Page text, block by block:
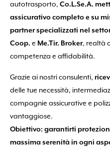
autotrasporto, Co.L.Se.A.
assicurativo completo e su
partner specializzati nel
Coop. e Me.Tir. Broker, realtà
competenza e affidabilità.
Grazie ai nostri consulenti,
delle tue necessità,
compagnie assicurative e
vantaggiose.
Obiettivo: garantirti
massima serenità in ogni